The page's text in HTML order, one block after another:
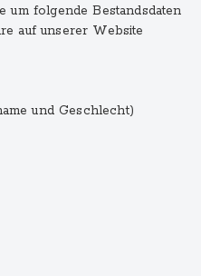
um folgende Bestandsdaten
auf unserer Website
und Geschlecht)